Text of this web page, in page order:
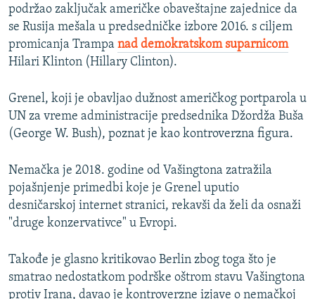
podržao zaključak američke obaveštajne zajednice da
se Rusija mešala u predsedničke izbore 2016. s ciljem
promicanja Trampa nad demokratskom suparnicom
Hilari Klinton (Hillary Clinton).
Grenel, koji je obavljao dužnost američkog portparola u
UN za vreme administracije predsednika Džordža Buša
(George W. Bush), poznat je kao kontroverzna figura.
Nemačka je 2018. godine od Vašingtona zatražila
pojašnjenje primedbi koje je Grenel uputio
desničarskoj internet stranici, rekavši da želi da osnaži
"druge konzervativce" u Evropi.
Takođe je glasno kritikovao Berlin zbog toga što je
smatrao nedostatkom podrške oštrom stavu Vašingtona
protiv Irana, davao je kontroverzne izjave o nemačkoj